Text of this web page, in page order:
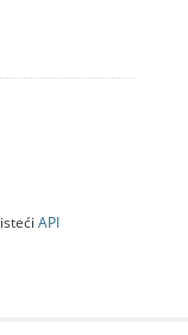
API